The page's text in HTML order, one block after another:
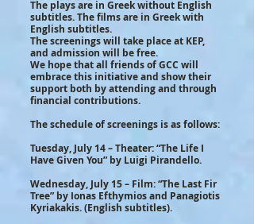
The plays are in Greek without English
subtitles. The films are in Greek with
English subtitles.
The screenings will take place at KEP,
and admission will be free.
We hope that all friends of GCC will
embrace this initiative and show their
support both by attending and through
financial contributions.
The schedule of screenings is as follows:
Tuesday, July 14 – Theater: “The Life I
Have Given You” by Luigi Pirandello.
Wednesday, July 15 – Film: “The Last Fir
Tree” by Ionas Efthymios and Panagiotis
Kyriakakis. (English subtitles).